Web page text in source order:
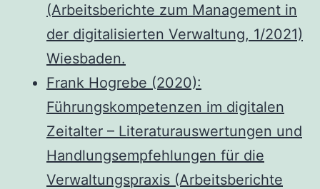
(Arbeitsberichte zum Management in
der digitalisierten Verwaltung, 1/2021)
Wiesbaden.
Frank Hogrebe (2020):
Führungskompetenzen im digitalen
Zeitalter – Literaturauswertungen und
Handlungsempfehlungen für die
Verwaltungspraxis (Arbeitsberichte